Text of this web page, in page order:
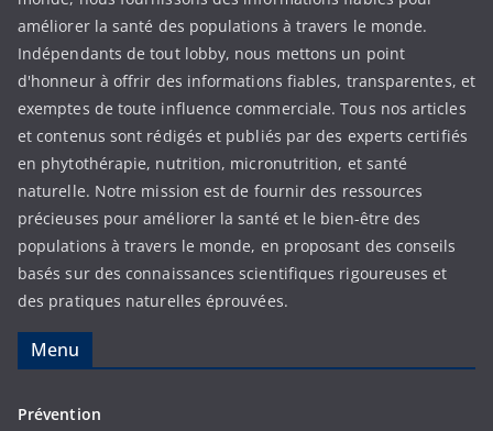
améliorer la santé des populations à travers le monde.
Indépendants de tout lobby, nous mettons un point
d'honneur à offrir des informations fiables, transparentes, et
exemptes de toute influence commerciale. Tous nos articles
et contenus sont rédigés et publiés par des experts certifiés
en phytothérapie, nutrition, micronutrition, et santé
naturelle. Notre mission est de fournir des ressources
précieuses pour améliorer la santé et le bien-être des
populations à travers le monde, en proposant des conseils
basés sur des connaissances scientifiques rigoureuses et
des pratiques naturelles éprouvées.
Menu
Prévention